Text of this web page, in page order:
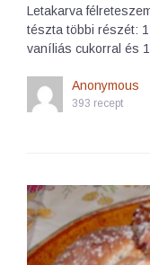
Letakarva
tészta többi részét:
vaníliás cukorral és
Anonymous
393 recept